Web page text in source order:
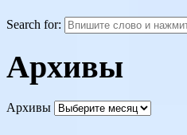
Search for:
Архивы
Архивы